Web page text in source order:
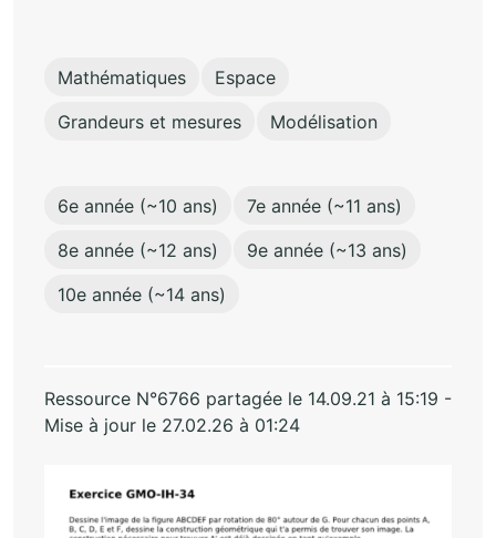
Mathématiques
Espace
Grandeurs et mesures
Modélisation
6e année (~10 ans)
7e année (~11 ans)
8e année (~12 ans)
9e année (~13 ans)
10e année (~14 ans)
Ressource N°6766 partagée le 14.09.21 à 15:19 -
Mise à jour le 27.02.26 à 01:24